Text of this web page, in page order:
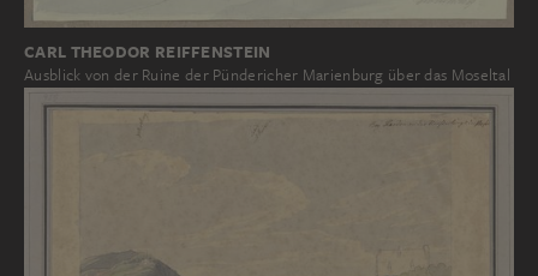
CARL THEODOR REIFFENSTEIN
Ausblick von der Ruine der Pündericher Marienburg über das Moseltal